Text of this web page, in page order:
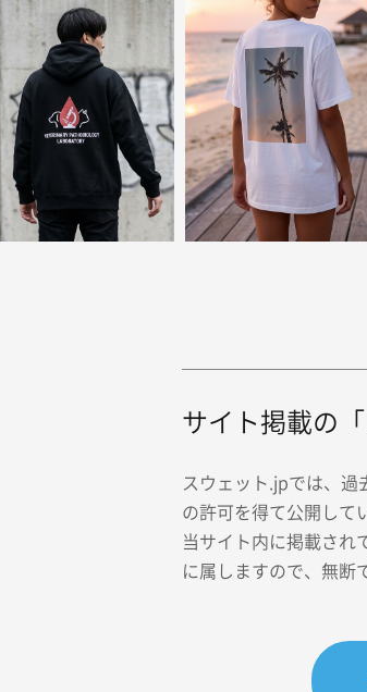
サイト掲載の
スウェット.jpでは、過
の許可を得て公開して
当サイト内に掲載され
に属しますので、無断